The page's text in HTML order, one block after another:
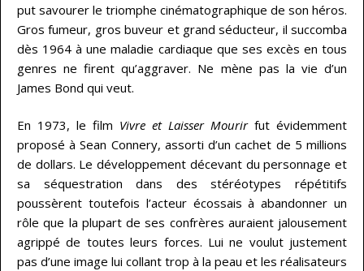
put savourer le triomphe cinématographique de son héros.
Gros fumeur, gros buveur et grand séducteur, il succomba
dès 1964 à une maladie cardiaque que ses excès en tous
genres ne firent qu’aggraver. Ne mène pas la vie d’un
James Bond qui veut.
En 1973, le film Vivre et Laisser Mourirfut évidemment
proposé à Sean Connery, assorti d’un cachet de 5 millions
de dollars. Le développement décevant du personnage et
sa séquestration dans des stéréotypes répétitifs
poussèrent toutefois l’acteur écossais à abandonner un
rôle que la plupart de ses confrères auraient jalousement
agrippé de toutes leurs forces. Lui ne voulut justement
pas d’une image lui collant trop à la peau et les réalisateurs